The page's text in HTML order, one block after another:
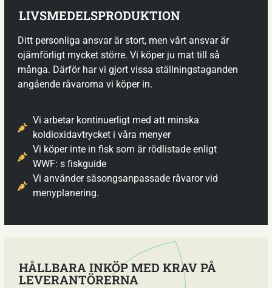
LIVSMEDELSPRODUKTION
Ditt personliga ansvar är stort, men vårt ansvar är
ojämförligt mycket större. Vi köper ju mat till så
många. Därför har vi gjort vissa ställningstaganden
angående råvarorna vi köper in.
Vi arbetar kontinuerligt med att minska
koldioxidavtrycket i våra menyer
Vi köper inte in fisk som är rödlistade enligt
WWF: s fiskguide
Vi använder säsongsanpassade råvaror vid
menyplanering.
HÅLLBARA INKÖP MED KRAV PÅ
LEVERANTÖRERNA